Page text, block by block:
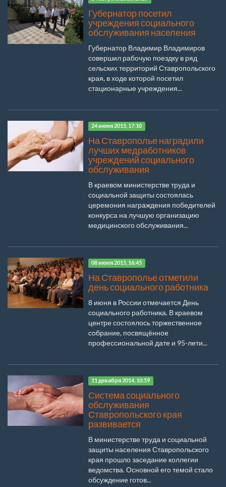
Губернатор посетил
учреждения социального
обслуживания населения
Губернатор Владимир Владимиров
совершил рабочую поездку в ряд
сельских территорий Ставропольского
края, в ходе которой посетил
стационарные учреждения...
24 июня 2015, 17:10
На Ставрополье наградили
лучших медработников
учреждений социального
обслуживания
В краевом министерстве труда и
социальной защиты состоялась
церемония награждения победителей
конкурса на лучшую организацию
медицинского обслуживания...
08 июня 2015, 16:45
На Ставрополье отметили
день социального работника
8 июня в России отмечается День
социального работника. В краевом
центре состоялось торжественное
собрание, посвящённое
профессиональной дате и 95-лети...
11 декабря 2014, 10:59
Система социального
обслуживания
Ставропольского края
развивается
В министерстве труда и социальной
защиты населения Ставропольского
края прошло заседание коллегии
ведомства. Основной его темой стало
обсуждение готов...